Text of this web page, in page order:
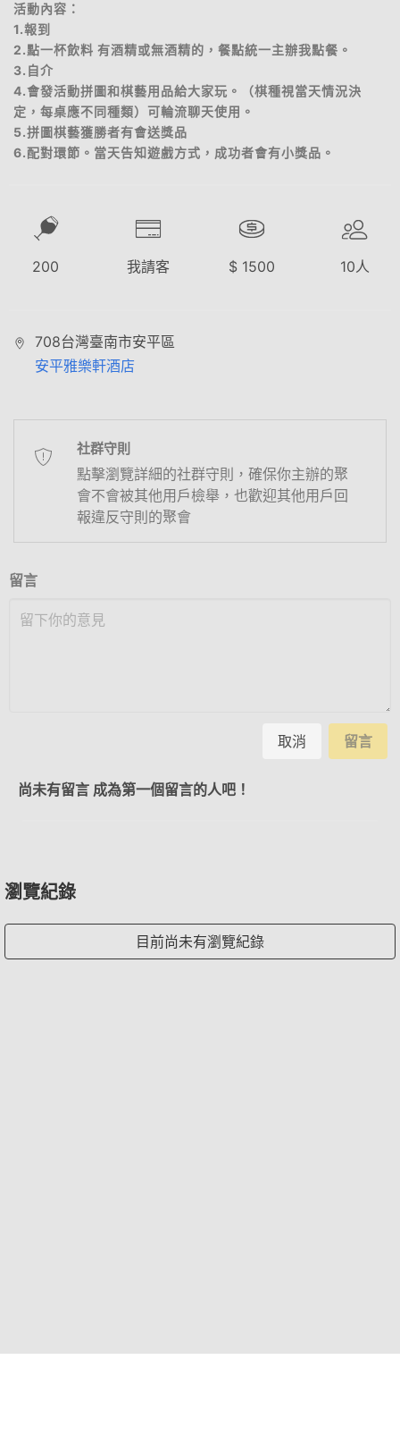
活動內容：
1.報到
2.點一杯飲料 有酒精或無酒精的，餐點統一主辦我點餐。
3.自介
4.會發活動拼圖和棋藝用品給大家玩。（棋種視當天情況決
定，每桌應不同種類）可輪流聊天使用。
5.拼圖棋藝獲勝者有會送獎品
6.配對環節。當天告知遊戲方式，成功者會有小獎品。
200 我請客 $ 1500 10人
708台灣臺南市安平區
安平雅樂軒酒店
社群守則
點擊瀏覽詳細的社群守則，確保你主辦的聚
會不會被其他用戶檢舉，也歡迎其他用戶回
報違反守則的聚會
留言
取消 留言
尚未有留言 成為第一個留言的人吧！
瀏覽紀錄
目前尚未有瀏覽紀錄